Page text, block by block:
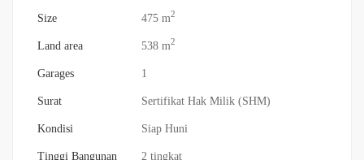
Size 475 m2
Land area 538 m2
Garages 1
Surat Sertifikat Hak Milik (SHM)
Kondisi Siap Huni
Tinggi Bangunan 2 tingkat